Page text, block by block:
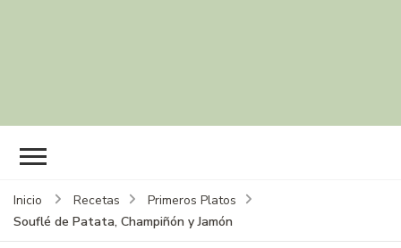
Inicio Recetas
Primeros Platos
Souflé de Patata, Champiñón y Jamón